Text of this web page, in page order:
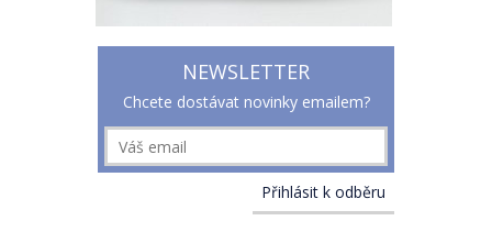
NEWSLETTER
Chcete dostávat novinky emailem?